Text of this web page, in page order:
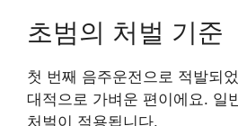
초범의 처벌 기준
첫 번째 음주운전으로 적발되
대적으로 가벼운 편이에요. 일
처벌이 적용됩니다.